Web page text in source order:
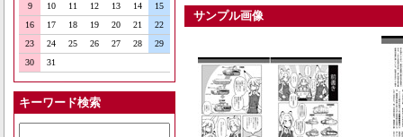
9
10 11 12 13 14
15
16
17 18 19 20 21
22
23
24 25 26 27 28
29
30
31
キーワード検索
サンプル画像